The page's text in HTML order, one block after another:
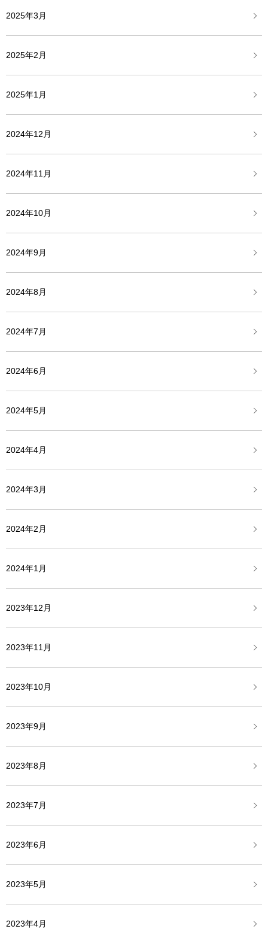
2025年3月
2025年2月
2025年1月
2024年12月
2024年11月
2024年10月
2024年9月
2024年8月
2024年7月
2024年6月
2024年5月
2024年4月
2024年3月
2024年2月
2024年1月
2023年12月
2023年11月
2023年10月
2023年9月
2023年8月
2023年7月
2023年6月
2023年5月
2023年4月